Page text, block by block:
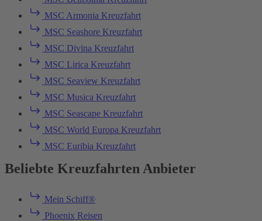
MSC Armonia Kreuzfahrt
MSC Seashore Kreuzfahrt
MSC Divina Kreuzfahrt
MSC Lirica Kreuzfahrt
MSC Seaview Kreuzfahrt
MSC Musica Kreuzfahrt
MSC Seascape Kreuzfahrt
MSC World Europa Kreuzfahrt
MSC Euribia Kreuzfahrt
Beliebte Kreuzfahrten Anbieter
Mein Schiff®
Phoenix Reisen